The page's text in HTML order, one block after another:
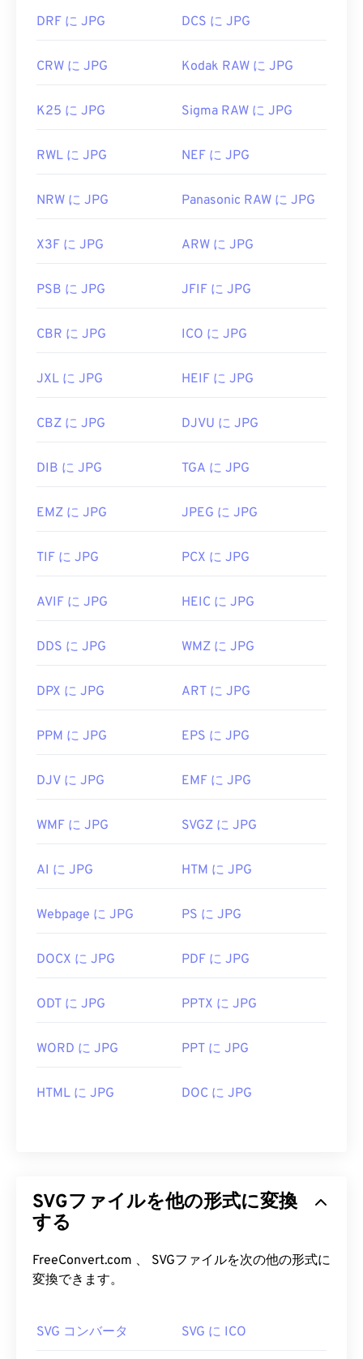
DRF に JPG DCS に JPG
CRW に JPG Kodak RAW に JPG
K25 に JPG Sigma RAW に JPG
RWL に JPG NEF に JPG
NRW に JPG Panasonic RAW に JPG
X3F に JPG ARW に JPG
PSB に JPG JFIF に JPG
CBR に JPG ICO に JPG
JXL に JPG HEIF に JPG
CBZ に JPG DJVU に JPG
DIB に JPG TGA に JPG
EMZ に JPG JPEG に JPG
TIF に JPG PCX に JPG
AVIF に JPG HEIC に JPG
DDS に JPG WMZ に JPG
DPX に JPG ART に JPG
PPM に JPG EPS に JPG
DJV に JPG EMF に JPG
WMF に JPG SVGZ に JPG
AI に JPG HTM に JPG
Webpage に JPG PS に JPG
DOCX に JPG PDF に JPG
ODT に JPG PPTX に JPG
WORD に JPG PPT に JPG
HTML に JPG DOC に JPG
SVGファイルを他の形式に変換
する
FreeConvert.com 、 SVGファイルを次の他の形式に
変換できます。
SVG コンバータ SVG に ICO